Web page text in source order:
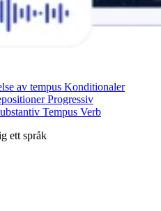
av tempus Konditionaler
Progressiv
Tempus Verb
ett språk